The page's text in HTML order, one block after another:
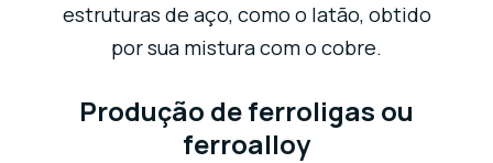
estruturas de aço, como o latão, obtido
por sua mistura com o cobre.
Produção de ferroligas ou
ferroalloy